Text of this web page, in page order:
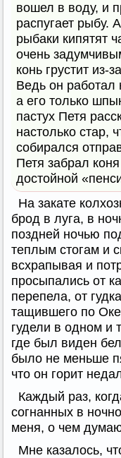
вошел в воду, и
распугает рыбу.
рыбаки кипятят
очень
конь грустит из-
Ведь он работал
а его только
пастух Петя
настолько стар,
собирался
Петя забрал
достойной
На закате
брод в луга, в
поздней ночью
теплым стогам и
всхрапывая и
просыпались от
перепела, от
тащившего по
гудели в одном и
где был виден
было не меньше
что он горит
Каждый раз,
согнанных в
меня, о чем
Мне казалось,